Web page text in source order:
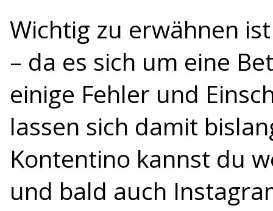
Wichtig zu erwähnen
– da es sich um eine
einige Fehler und
lassen sich damit
Kontentino kannst du
und bald auch